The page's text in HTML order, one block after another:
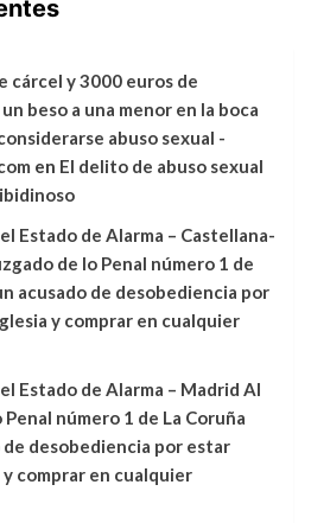
cárcel y 3000 euros de
beso a una menor en la boca
abuso sexual -
en El delito de abuso sexual
Estado de Alarma – Castellana-
de lo Penal número 1 de
acusado de desobediencia por
y comprar en cualquier
Estado de Alarma – Madrid Al
Penal número 1 de La Coruña
de desobediencia por estar
comprar en cualquier